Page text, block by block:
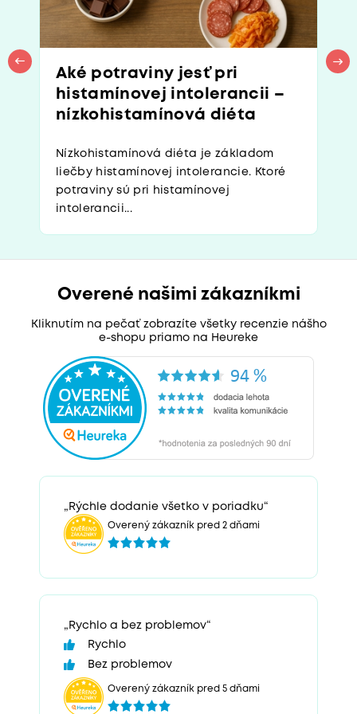
Aké potraviny jesť pri
histamínovej intolerancii –
nízkohistamínová diéta
Nízkohistamínová diéta je základom
liečby histamínovej intolerancie. Ktoré
potraviny sú pri histamínovej
intolerancii...
Overené našimi zákazníkmi
Kliknutím na pečať zobrazíte všetky recenzie nášho
e-shopu priamo na Heureke
„Rýchle dodanie všetko v poriadku“
Overený zákazník pred 2 dňami
„Rychlo a bez problemov“
Rychlo
Bez problemov
Overený zákazník pred 5 dňami